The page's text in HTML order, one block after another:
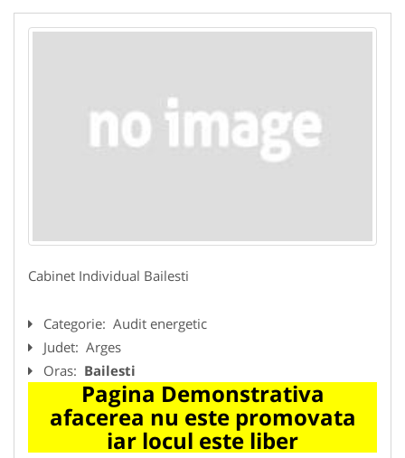
Cabinet Individual Bailesti
Categorie: Audit energetic
Judet: Arges
Oras: Bailesti
Pagina Demonstrativa
afacerea nu este promovata
iar locul este liber